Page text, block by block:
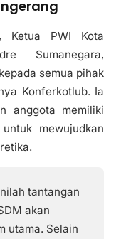
Ketua PWI Kota
Sumanegara,
semua pihak
Konferkotlub. Ia
anggota memiliki
mewujudkan
tantangan
akan
utama. Selain